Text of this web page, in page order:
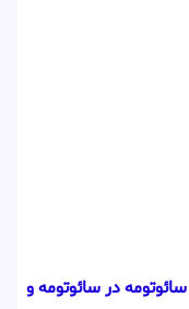
در سائوتومه و